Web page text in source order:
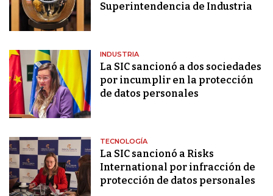
Superintendencia de Industria
INDUSTRIA
La SIC sancionó a dos sociedades
por incumplir en la protección
de datos personales
TECNOLOGÍA
La SIC sancionó a Risks
International por infracción de
protección de datos personales